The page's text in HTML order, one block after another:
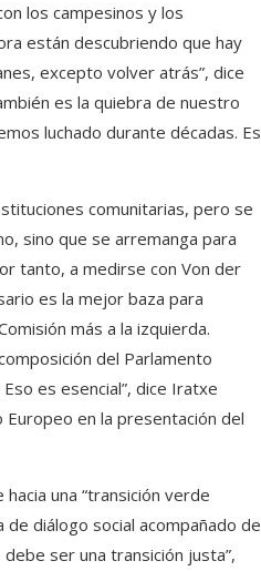
los campesinos y los
están descubriendo que hay
excepto volver atrás”, dice
es la quiebra de nuestro
luchado durante décadas. Es
comunitarias, pero se
sino que se arremanga para
tanto, a medirse con Von der
es la mejor baza para
más a la izquierda.
del Parlamento
es esencial”, dice Iratxe
en la presentación del
una “transición verde
de diálogo social acompañado de
ser una transición justa”,